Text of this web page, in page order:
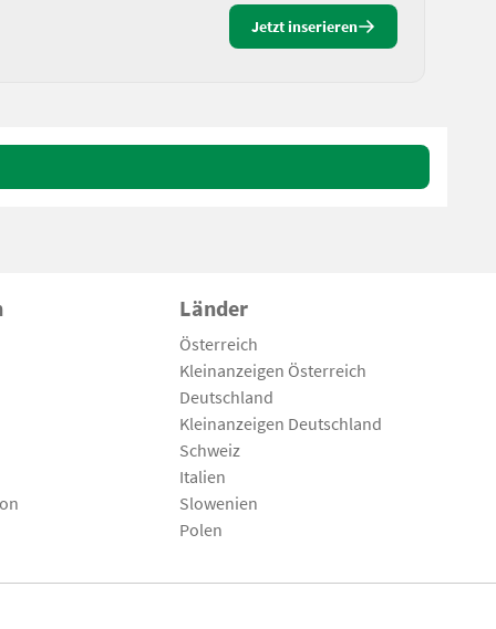
Jetzt inserieren
Länder
Österreich
Kleinanzeigen Österreich
Deutschland
Kleinanzeigen Deutschland
Schweiz
Italien
Slowenien
Polen